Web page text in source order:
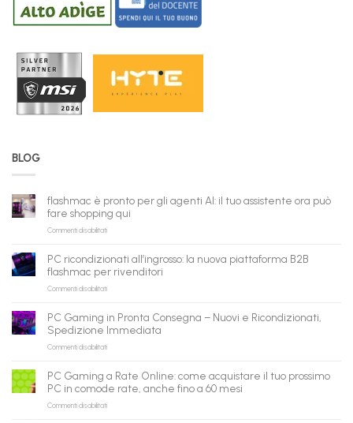
BLOG
flashmac è pronto per gli agenti AI: il tuo assistente ora può
fare shopping qui
Commenti disabilitatisu
pronto
per
gli
AI:
il
tuo
assistente
può
fare
qui
PC ricondizionati all’ingrosso: la nuova piattaforma B2B
flashmac per rivenditori
Commenti disabilitatisu
ricondizionati
all’ingrosso:
la
nuova
B2B
flashmac
per
rivenditori
PC Gaming in Pronta Consegna – Nuovi e Ricondizionati,
Spedizione Immediata
Commenti disabilitatisu
Gaming
in
Pronta
Consegna
PC Gaming a Rate Online: come acquistare il tuo prossimo
PC in comode rate, anche fino a 60 mesi
Commenti disabilitatisu